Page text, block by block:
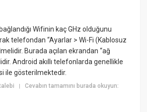
Wifinin kaç GHz olduğunu
telefondan “Ayarlar > Wi-Fi (Kablosuz
Burada açılan ekrandan “ağ
Android akıllı telefonlarda genellikle
ile gösterilmektedir.
|Cevabın tamamını burada okuyun: